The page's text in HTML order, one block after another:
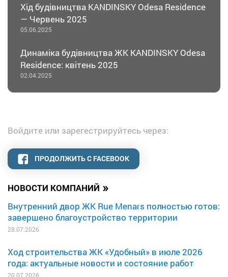
НОВОСТИ КОМПАНИЙ »
Внутренний двор ЖК Rue Menars полностью готов:
завершено благоустройство территории
28.07.2026
Ход строительства ЖК «Удобный» в июле 2026
года: актуальные новости и состояние работ
20.07.2026
Хід будівництва KANDINSKY Odesa Residence
— Червень 2025
05.06.2025
Динаміка будівництва ЖК KANDINSKY Odesa
Residence: квітень 2025
02.04.2025
Войдите или зарегестрируйтесь через:
ПРОДОЛЖИТЬ С FACEBOOK